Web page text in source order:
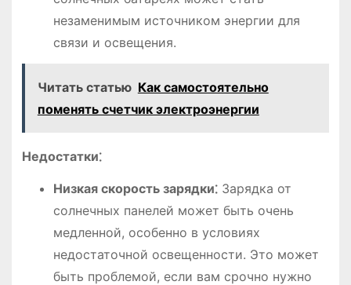
незаменимым источником энергии для
связи и освещения.
Читать статью Как самостоятельно
поменять счетчик электроэнергии
Недостатки⁚
Низкая скорость зарядки⁚Зарядка от
солнечных панелей может быть очень
медленной, особенно в условиях
недостаточной освещенности. Это может
быть проблемой, если вам срочно нужно